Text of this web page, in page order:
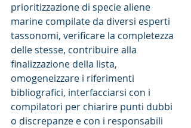
prioritizzazione di specie aliene
marine compilate da diversi esperti
tassonomi, verificare la completezza
delle stesse, contribuire alla
finalizzazione della lista,
omogeneizzare i riferimenti
bibliografici, interfacciarsi con i
compilatori per chiarire punti dubbi
o discrepanze e con i responsabili